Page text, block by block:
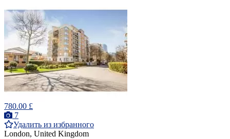
780.00 £
7
Удалить из избранного
London, United Kingdom